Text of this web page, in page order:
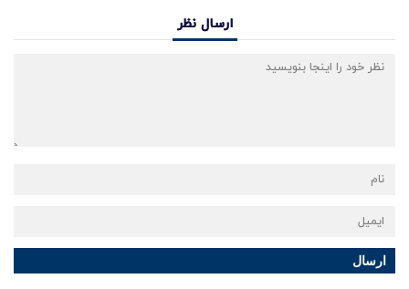
ارسال نظر
ارسال